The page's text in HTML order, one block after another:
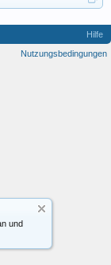
und
Hilfe
Nutzungsbedingungen